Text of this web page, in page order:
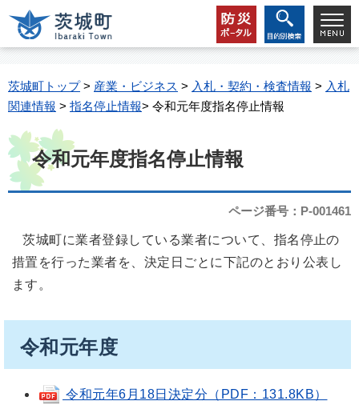
茨城町トップ> 産業・ビジネス > 入札・契約・検査情報 > 入札
関連情報 > 指名停止情報> 令和元年度指名停止情報
令和元年度指名停止情報
ページ番号：P-001461
茨城町に業者登録している業者について、指名停止の
措置を行った業者を、決定日ごとに下記のとおり公表し
ます。
令和元年度
令和元年6月18日決定分（PDF：131.8KB）